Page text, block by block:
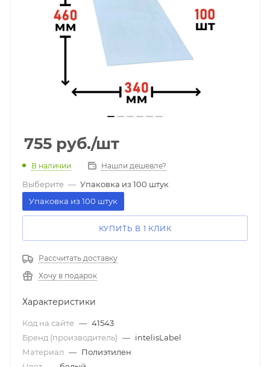
755 руб./шт
В наличии Нашли дешевле?
Выберите — Упаковка из 100 штук
Упаковка из 100 штук
КУПИТЬ В 1 КЛИК
Рассчитать доставку
Хочу в подарок
Характеристики
Код на сайте — 41543
Бренд (производитель) — intelisLabel
Материал — Полиэтилен